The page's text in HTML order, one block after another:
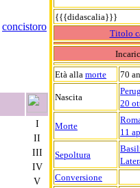
{{{didascalia}}}
Titolo
Età alla morte 70
Nascita
20
Morte
11
Sepoltura
Conversione
concistoro
I
II
III
IV
V